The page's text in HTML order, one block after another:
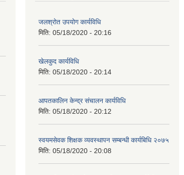
जलश्रोत उपयोग कार्यविधि
मिति: 05/18/2020 - 20:16
खेलकुद कार्यविधि
मिति: 05/18/2020 - 20:14
आपतकालिन केन्द्र संचालन कार्यविधि
मिति: 05/18/2020 - 20:12
स्वयमसेवक शिक्षक व्यवस्थापन सम्बन्धी कार्यबिधि २०७५
मिति: 05/18/2020 - 20:08